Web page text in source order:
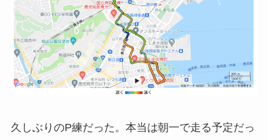
久しぶりのP練だった。本当は朝一で走る予定だっ